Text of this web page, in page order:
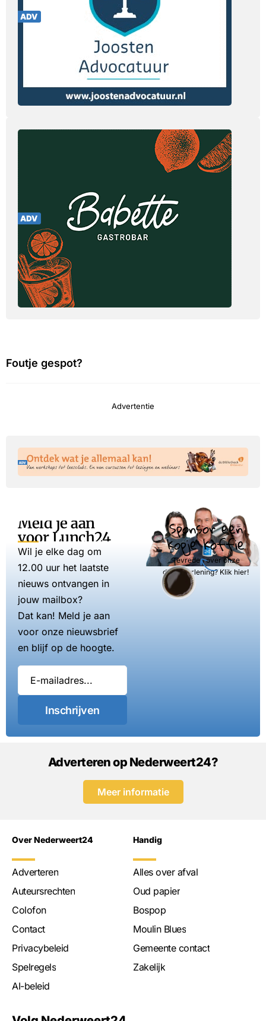
Foutje gespot?
Advertentie
Meld je aan
voor Lunch24
Wil je elke dag om
12.00 uur het laatste
nieuws ontvangen in
jouw mailbox?
Dat kan! Meld je aan
voor onze nieuwsbrief
en blijf op de hoogte.
Inschrijven
Sponsor een
kopje koffie
Tevreden over onze
dienstverlening? Klik hier!
Adverteren op Nederweert24?
Meer informatie
Over Nederweert24
Adverteren
Auteursrechten
Colofon
Contact
Privacybeleid
Spelregels
AI-beleid
Handig
Alles over afval
Oud papier
Bospop
Moulin Blues
Gemeente contact
Zakelijk